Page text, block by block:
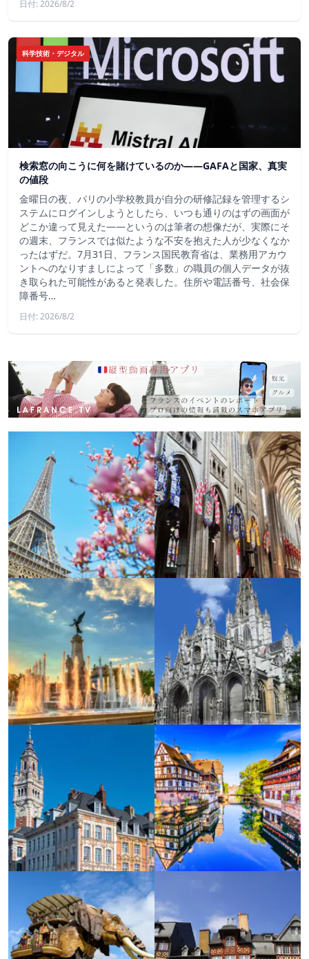
日付: 2026/8/2
科学技術・デジタル
検索窓の向こうに何を賭けているのか——GAFAと国家、真実
の値段
金曜日の夜、パリの小学校教員が自分の研修記録を管理するシ
ステムにログインしようとしたら、いつも通りのはずの画面が
どこか違って見えた——というのは筆者の想像だが、実際にそ
の週末、フランスでは似たような不安を抱えた人が少なくなか
ったはずだ。7月31日、フランス国民教育省は、業務用アカウ
ントへのなりすましによって「多数」の職員の個人データが抜
き取られた可能性があると発表した。住所や電話番号、社会保
障番号…
日付: 2026/8/2